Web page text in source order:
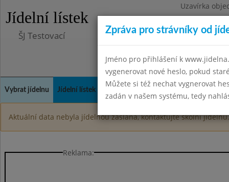
Jídelní lístek
Uzavírka
ŠJ Testovací
Vybrat jídelnu Jídelní lístek Kontakty a informace
Aktuální data nebyla jídelnou zaslána, kontaktujte školní jídelnu.
Reklama:
Zpráva pro strávníky od
Jméno pro přihlášení k
vygenerovat nové heslo, pokud
Můžete si též nechat vygnerovat
zadán v našem systému, tedy